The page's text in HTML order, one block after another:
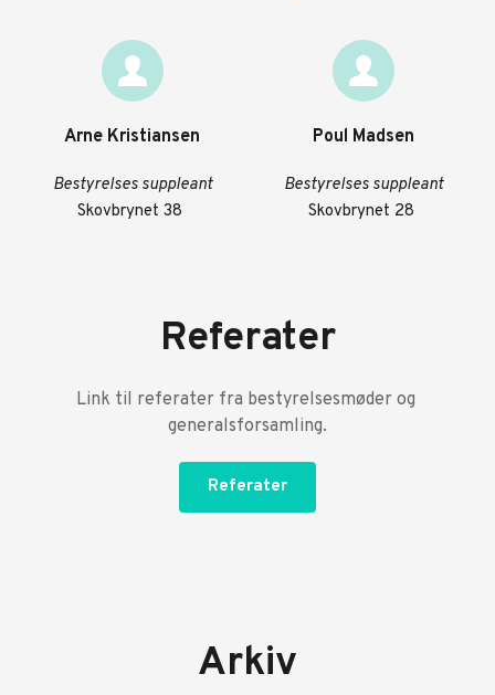
Arne Kristiansen
Bestyrelses suppleant
Skovbrynet 38
Poul Madsen
Bestyrelses suppleant
Skovbrynet 28
Referater
Link til referater fra bestyrelsesmøder og
generalsforsamling.
Referater
Arkiv